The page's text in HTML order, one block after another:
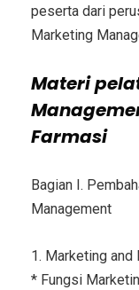
peserta dari
Marketing
Materi
Farmasi
Bagian I.
Management
1. Marketing
* Fungsi